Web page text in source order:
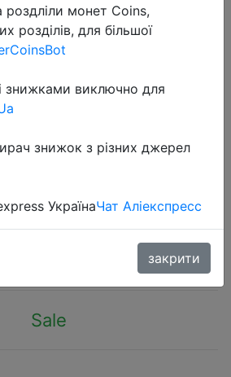
шарик для
для здорового и
Sale
монет Coins,
розділів, для більшої
знижками виключно для
знижок з різних джерел
УкраїнаЧат Аліекспресс
закрити